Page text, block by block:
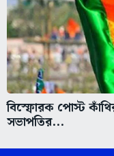
বিস্ফোরক পোস্ট
সভাপতির...